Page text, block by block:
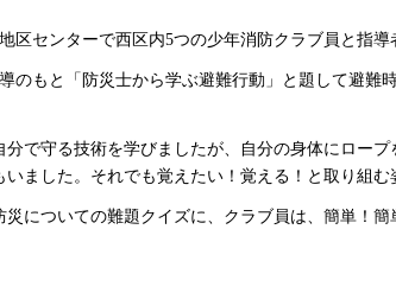
区センターで西区内5つの少年消防クラブ員と指
のもと「防災士から学ぶ避難行動」と題して避難
で守る技術を学びましたが、自分の身体にロー
ました。それでも覚えたい！覚える！と取り組む
についての難題クイズに、クラブ員は、簡単！